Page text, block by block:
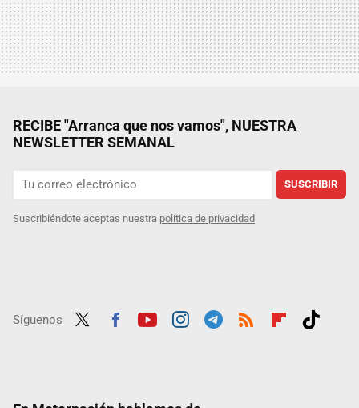
RECIBE "Arranca que nos vamos", NUESTRA
NEWSLETTER SEMANAL
SUSCRIBIR
Suscribiéndote aceptas nuestra política de privacidad
Síguenos